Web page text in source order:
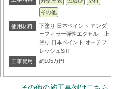
その他
使用材料
下塗り 日本ペイント アンダ
ーフィラー弾性エクセル 上
塗り 日本ペイント オーデフ
レッシュSiⅢ
工事費用
約105万円
その他の施工事例はこちら